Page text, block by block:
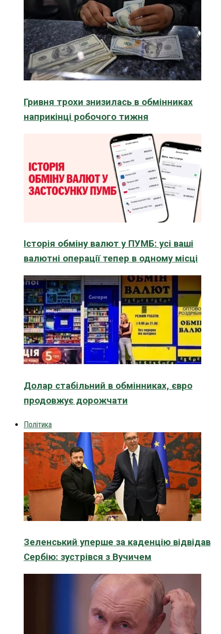
Гривня трохи знизилась в обмінниках
наприкінці робочого тижня
Історія обміну валют у ПУМБ: усі ваші
валютні операції тепер в одному місці
Долар стабільний в обмінниках, євро
продовжує дорожчати
Політика
Зеленський уперше за каденцію відвідав
Сербію: зустрівся з Вучичем